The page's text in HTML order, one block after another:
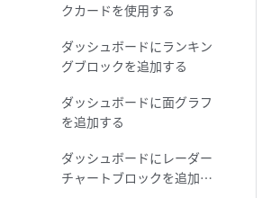
クカードを使用する
ダッシュボードにランキン
グブロックを追加する
ダッシュボードに面グラフ
を追加する
ダッシュボードにレーダー
チャートブロックを追加す